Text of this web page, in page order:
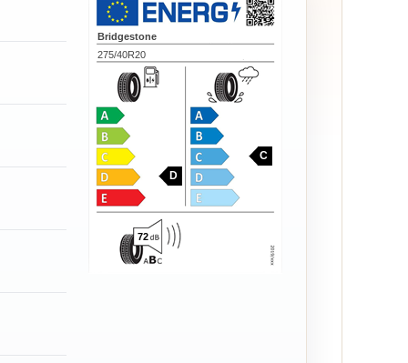
Bridgestone
275/40R20
D
C
72